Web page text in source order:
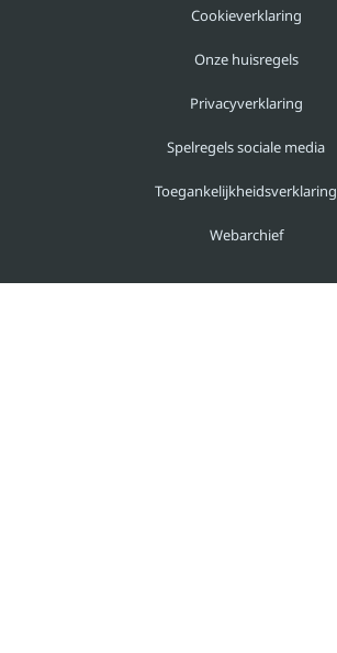
Cookieverklaring
Onze huisregels
Privacyverklaring
Spelregels sociale media
Toegankelijkheidsverklaring
Webarchief